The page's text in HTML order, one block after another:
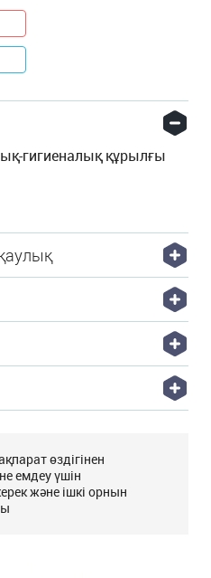
гигиеналық құрылғы
өздігінен
емдеу үшін
және ішкі орнын